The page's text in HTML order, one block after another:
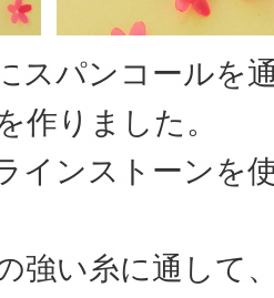
スパンコールを
作りました。
インストーンを
強い糸に通して